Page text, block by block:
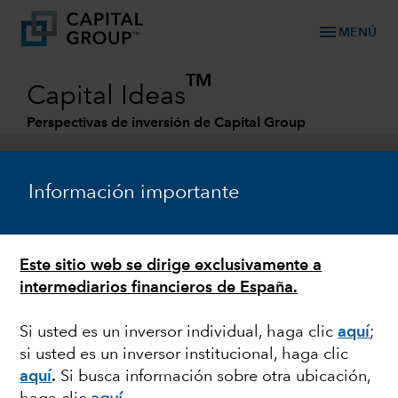
Información importante
Este sitio web se dirige exclusivamente a
intermediarios financieros de España.
Si usted es un inversor individual, haga clicaquí;
si usted es un inversor institucional, haga clic
aquí. Si busca información sobre otra ubicación,
menu MENÚ
Capital Ideas
TM
Perspectivas de inversión de Capital Group
MERCADOS Y ECONOMÍA